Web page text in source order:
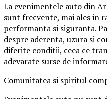
La evenimentele auto din
sunt frecvente, mai ales in
performanta si siguranta.
despre aderenta, uzura si
diferite conditii, ceea ce
adevarate surse de
Comunitatea si spiritul